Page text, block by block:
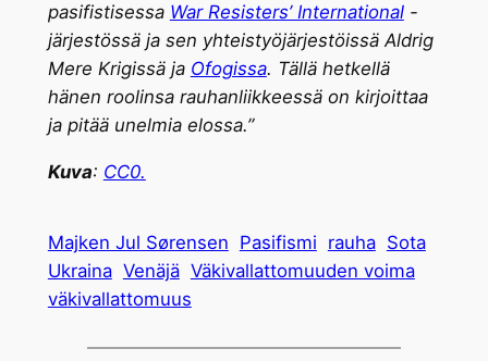
pasifistisessa War Resisters’ International-
järjestössä ja sen yhteistyöjärjestöissä Aldrig
Mere Krigissä ja Ofogissa. Tällä hetkellä
hänen roolinsa rauhanliikkeessä on kirjoittaa
ja pitää unelmia elossa.”
Kuva: CC0.
Majken Jul Sørensen Pasifismi rauha Sota
Ukraina Venäjä Väkivallattomuuden voima
väkivallattomuus